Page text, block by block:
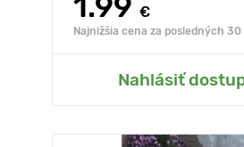
€
Najnižšia cena za posledných 30
Nahlásiť